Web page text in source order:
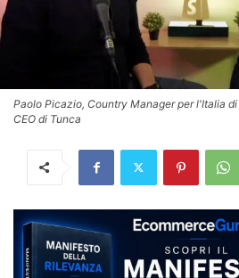
Paolo Picazio, Country Manager per l'Italia
CEO di Tunca